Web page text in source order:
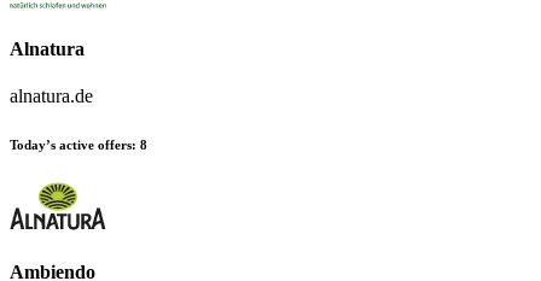
Alnatura
alnatura.de
Today’s active offers: 8
Ambiendo